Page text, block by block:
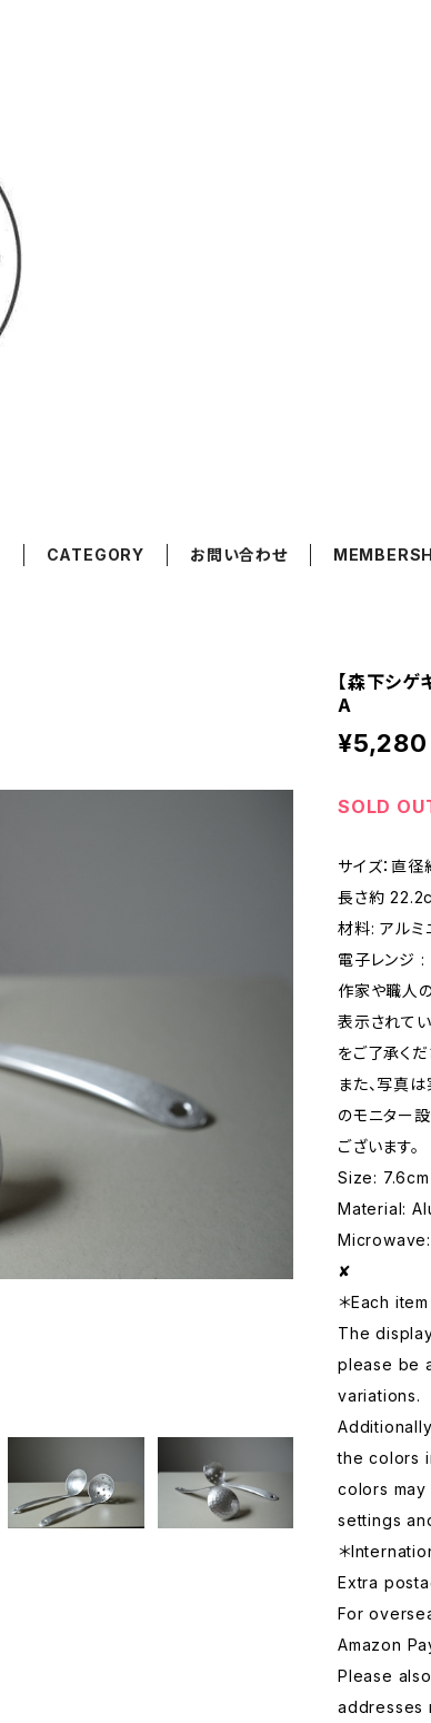
CATEGORY お問い合わせ
【森下シ
A
¥5,280
SOLD
サイズ：直
長さ約
材料: アルミ
電子レンジ
作家や職人
表示されて
をご了承くだ
また、写真
のモニター
ございます。
Size:
Material:
✘
＊Each
The
please be
variations.
the colors
colors
settings
＊
Extra
For
Amazon
Please
addresses